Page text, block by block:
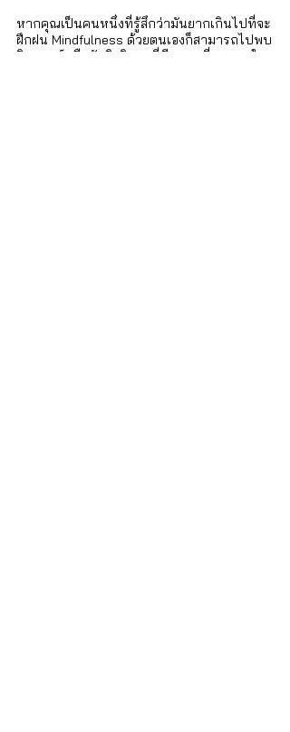
หากคุณเป็นคนหนึ่งที่รู้สึกว่ามันยากเกินไปที่จะ
ฝึกฝน Mindfulness ด้วยตนเองก็สามารถไปพบ
จิตแพทย์หรือนักจิตวิทยาที่มีความเชี่ยวชาญใน